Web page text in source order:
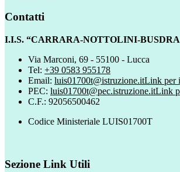
Contatti
I.I.S. “CARRARA-NOTTOLINI-
Via Marconi, 69 - 55100 - Lucca
Tel: +39 0583 955178
Email: luis01700t@istruzione.itLink per
PEC: luis01700t@pec.istruzione.itLink
C.F.: 92056500462
Codice Ministeriale LUIS01700T
Sezione Link Utili